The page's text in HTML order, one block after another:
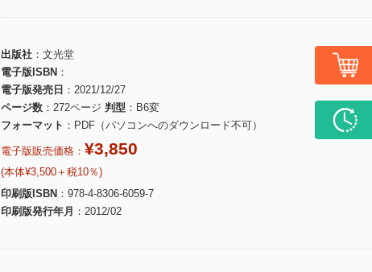
出版社
文光堂
電子版ISBN
電子版発売日
2021/12/27
ページ数
272ページ 判型
B6変
フォーマット
PDF（パソコンへのダウンロード不可）
電子版販売価格： ¥3,850
(本体¥3,500＋税10％)
印刷版ISBN
978-4-8306-6059-7
印刷版発行年月
2012/02